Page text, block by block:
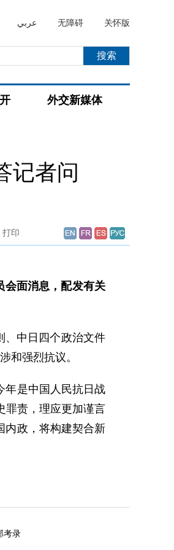
عربي 无障碍 关怀版
外交新媒体
记者问
打印
会面消息，配发有关
、中日四个政治文件
和强烈抗议。
年是中国人民抗日战
罪责，理应更加谨言
内政，将构建契合新
考录